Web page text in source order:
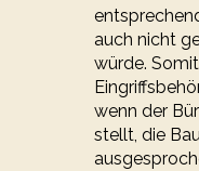
auch nicht
würde.
wenn der
stellt, die